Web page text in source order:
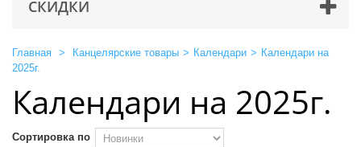
СКИДКИ
Главная > Канцелярские товары > Календари > Календари на
2025г.
Календари на 2025г.
Сортировка по